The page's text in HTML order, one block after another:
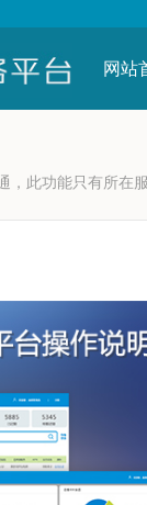
网站
，此功能只有所在